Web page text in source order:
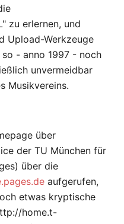
zu erlernen, und
Upload-Werkzeuge
- anno 1997 - noch
unvermeidbar
Musikvereins.
über
der TU München für
über die
aufgerufen,
etwas kryptische
home.t-